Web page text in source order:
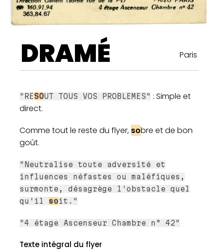
DRAMÉ Paris
"RESOUT TOUS VOS PROBLEMES" : Simple et
direct.
Comme tout le reste du flyer, sobre et de bon
goût.
"Neutralise toute adversité et
influences néfastes ou maléfiques,
surmonte, désagrège l'obstacle quel
qu'il soit."
"4 étage Ascenseur Chambre n° 42"
Texte intégral du flyer